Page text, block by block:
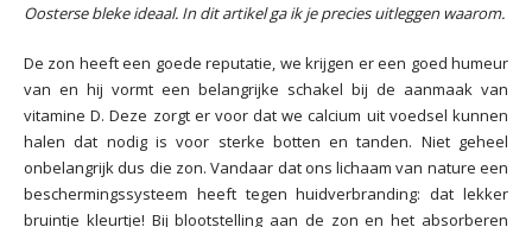
Oosterse bleke ideaal. In dit artikel ga ik je precies uitleggen waarom.
De zon heeft een goede reputatie, we krijgen er een goed humeur
van en hij vormt een belangrijke schakel bij de aanmaak van
vitamine D. Deze zorgt er voor dat we calcium uit voedsel kunnen
halen dat nodig is voor sterke botten en tanden. Niet geheel
onbelangrijk dus die zon. Vandaar dat ons lichaam van nature een
beschermingssysteem heeft tegen huidverbranding: dat lekker
bruintje kleurtje! Bij blootstelling aan de zon en het absorberen